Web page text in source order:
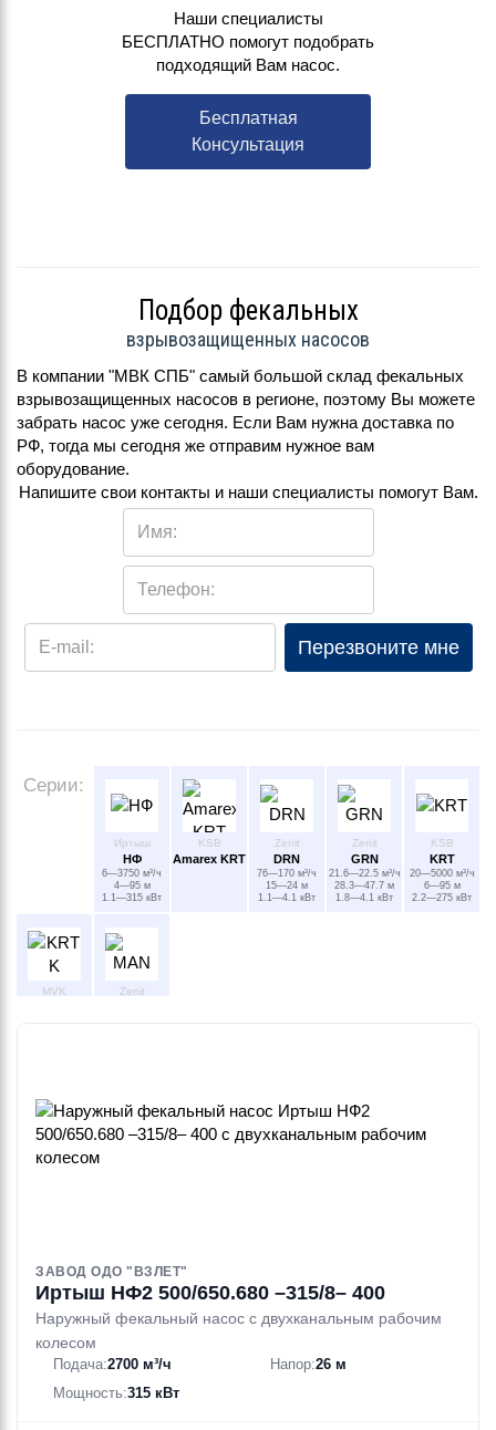
Наши специалисты
БЕСПЛАТНО помогут подобрать
подходящий Вам насос.
Бесплатная
Консультация
Подбор фекальных
взрывозащищенных насосов
В компании "МВК СПБ" самый большой склад фекальных
взрывозащищенных насосов в регионе, поэтому Вы можете
забрать насос уже сегодня. Если Вам нужна доставка по
РФ, тогда мы сегодня же отправим нужное вам
оборудование.
Напишите свои контакты и наши специалисты помогут Вам.
Имя:
Телефон:
E-mail: Перезвоните мне
Серии:
Иртыш
НФ
6—3750 м³/ч
4—95 м
1.1—315 кВт
KSB
Amarex KRT
Zenit
DRN
76—170 м³/ч
15—24 м
1.1—4.1 кВт
Zenit
GRN
21.6—22.5 м³/ч
28.3—47.7 м
1.8—4.1 кВт
KSB
KRT
20—5000 м³/ч
6—95 м
2.2—275 кВт
MVK
20—5000 м³/ч
Zenit
18—125 м³/ч
ЗАВОД ОДО "ВЗЛЕТ"
Иртыш НФ2 500/650.680 –315/8– 400
Наружный фекальный насос с двухканальным рабочим
колесом
Подача:2700 м³/ч Напор:26 м
Мощность:315 кВт